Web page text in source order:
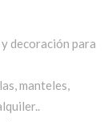
decoración para
manteles,